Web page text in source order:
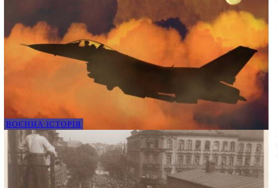
ВОЄННА ІСТОРІЯ